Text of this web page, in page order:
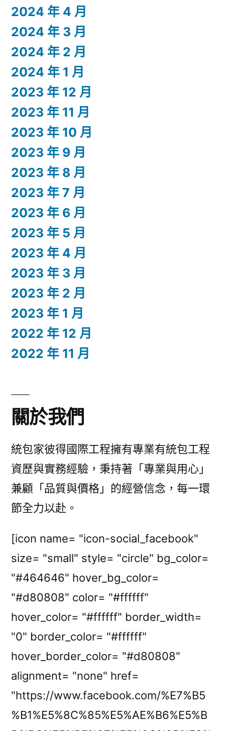
2024 年 4 月
2024 年 3 月
2024 年 2 月
2024 年 1 月
2023 年 12 月
2023 年 11 月
2023 年 10 月
2023 年 9 月
2023 年 8 月
2023 年 7 月
2023 年 6 月
2023 年 5 月
2023 年 4 月
2023 年 3 月
2023 年 2 月
2023 年 1 月
2022 年 12 月
2022 年 11 月
關於我們
統包家彼得國際工程擁有專業有統包工程
資歷與實務經驗，秉持著「專業與用心」
兼顧「品質與價格」的經營信念，每一環
節全力以赴。
[icon name= "icon-social_facebook"
size= "small" style= "circle" bg_color=
"#464646" hover_bg_color=
"#d80808" color= "#ffffff"
hover_color= "#ffffff" border_width=
"0" border_color= "#ffffff"
hover_border_color= "#d80808"
alignment= "none" href=
"https://www.facebook.com/%E7%B5
%B1%E5%8C%85%E5%AE%B6%E5%B